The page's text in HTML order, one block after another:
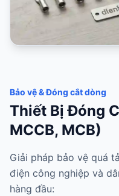
Bảo vệ & Đóng cắt dòng
Thiết Bị Đóng
MCCB, MCB)
Giải pháp bảo vệ quá
điện công nghiệp và
hàng đầu: